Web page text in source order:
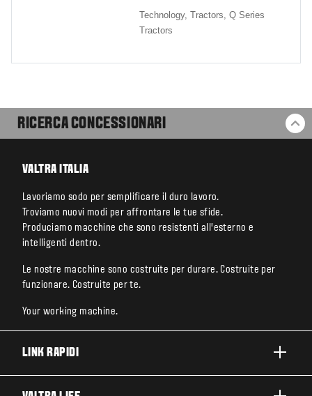
Technology,Tractors,Q Series
Tractors
RICERCA CONCESSIONARI
VALTRA ITALIA
Lavoriamo sodo per semplificare il duro lavoro.
Troviamo nuovi modi per affrontare le tue sfide.
Produciamo macchine che sono resistenti all’esterno e
intelligenti dentro.
Le nostre macchine sono costruite per durare. Costruite per
funzionare. Costruite per te.
Your working machine.
LINK RAPIDI